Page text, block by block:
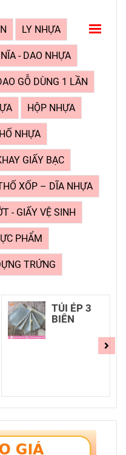
LY NHỰA
- DAO NHỰA
GỖ DÙNG 1 LẦN
HỘP NHỰA
NHỰA
GIẤY BẠC
XỐP – DĨA NHỰA
- GIẤY VỆ SINH
PHẨM
TRỨNG
TÚI ÉP 3
BIÊN